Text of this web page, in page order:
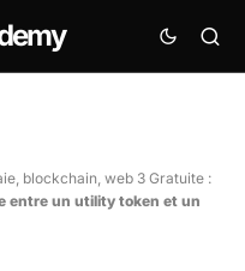
blockchain, web 3 Gratuite :
entre un utility token et un